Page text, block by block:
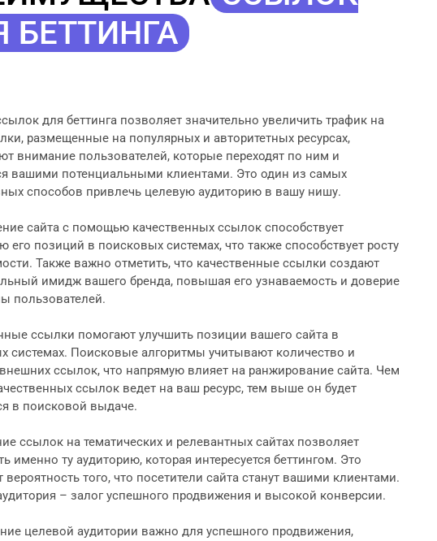
БЕТТИНГА
для беттинга позволяет значительно увеличить трафик на
размещенные на популярных и авторитетных ресурсах,
внимание пользователей, которые переходят по ним и
вашими потенциальными клиентами. Это один из самых
способов привлечь целевую аудиторию в вашу нишу.
сайта с помощью качественных ссылок способствует
его позиций в поисковых системах, что также способствует росту
Также важно отметить, что качественные ссылки создают
имидж вашего бренда, повышая его узнаваемость и доверие
пользователей.
ссылки помогают улучшить позиции вашего сайта в
системах. Поисковые алгоритмы учитывают количество и
ссылок, что напрямую влияет на ранжирование сайта. Чем
ссылок ведет на ваш ресурс, тем выше он будет
в поисковой выдаче.
ссылок на тематических и релевантных сайтах позволяет
именно ту аудиторию, которая интересуется беттингом. Это
того, что посетители сайта станут вашими клиентами.
– залог успешного продвижения и высокой конверсии.
целевой аудитории важно для успешного продвижения,